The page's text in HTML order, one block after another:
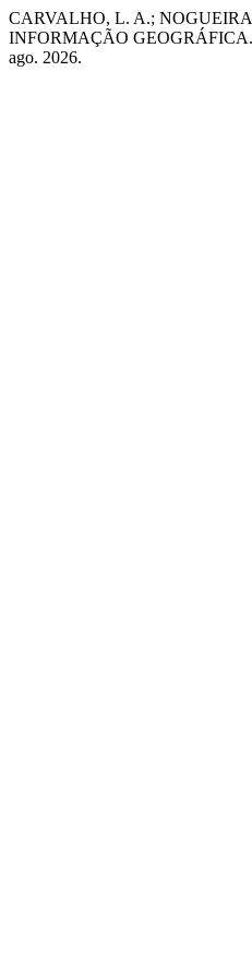
CARVALHO, L. A.;
INFORMAÇÃO GEOGRÁFICA.
ago. 2026.